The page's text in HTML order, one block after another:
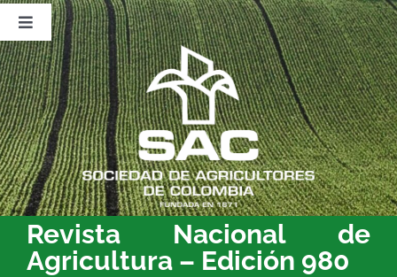
Saltar
contenido
Toggle
Navigation
Nosotros
Publicaciones
Sala de Prensa
Eventos
Revista Nacional de
Agricultura – Edición 980